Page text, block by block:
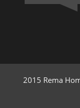
2015 Rema